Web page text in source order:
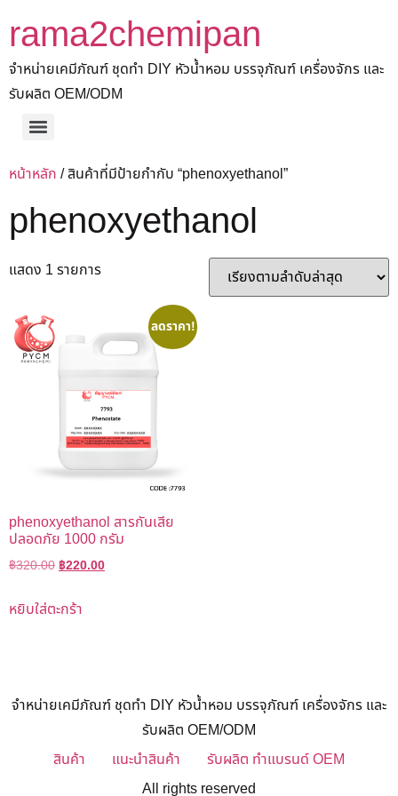
rama2chemipan
จำหน่ายเคมีภัณฑ์ ชุดทำ DIY หัวน้ำหอม บรรจุภัณฑ์ เครื่องจักร และ
รับผลิต OEM/ODM
หน้าหลัก / สินค้าที่มีป้ายกำกับ “phenoxyethanol”
phenoxyethanol
แสดง 1 รายการ
ลดราคา!
phenoxyethanol สารกันเสีย
ปลอดภัย 1000 กรัม
฿320.00฿220.00
หยิบใส่ตะกร้า
จำหน่ายเคมีภัณฑ์ ชุดทำ DIY หัวน้ำหอม บรรจุภัณฑ์ เครื่องจักร และ
รับผลิต OEM/ODM
สินค้า
แนะนำสินค้า
รับผลิต ทำแบรนด์ OEM
All rights reserved